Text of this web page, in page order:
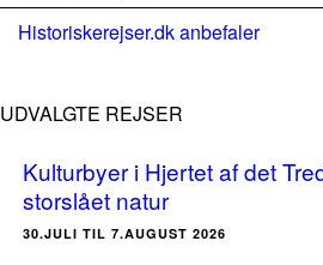
Historiskerejser.dk anbefaler
UDVALGTE REJSER
Kulturbyer i Hjertet af det
storslået natur
30.JULI TIL 7.AUGUST 2026